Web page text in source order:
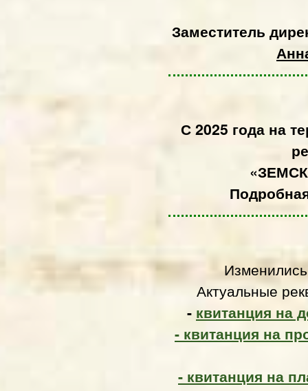
Заместитель
С 2025 года на
Актуальные
- квитанция на
- квитанция на
- квитанция на